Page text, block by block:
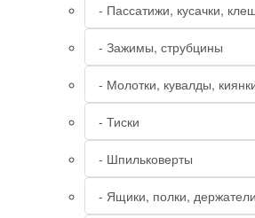
- Пассатижи, кусачки,
- Зажимы, струбцины
- Молотки, кувалды,
- Тиски
- Шпильковерты
- Ящики, полки,